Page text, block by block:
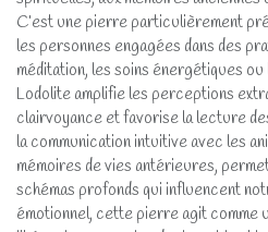
C’est une pierre particulièrement
les personnes engagées dans des
méditation, les soins énergétiques
Lodolite amplifie les perceptions
clairvoyance et favorise la lecture
la communication intuitive avec les
mémoires de vies antérieures,
schémas profonds qui influencent
émotionnel, cette pierre agit comme